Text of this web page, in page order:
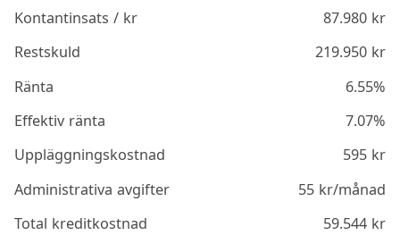
Kontantinsats / kr 87.980kr
Restskuld
219.950kr
Ränta
6.55%
Effektiv ränta
7.07%
Uppläggningskostnad
595kr
Administrativa avgifter
55kr/månad
Total kreditkostnad
59.544kr